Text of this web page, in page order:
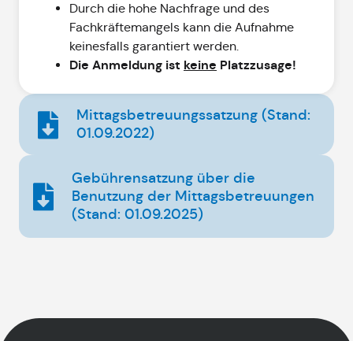
Durch die hohe Nachfrage und des
Fachkräftemangels kann die Aufnahme
keinesfalls garantiert werden.
Die Anmeldung ist keine Platzzusage!
Mittagsbetreuungssatzung (Stand:
01.09.2022)
Gebührensatzung über die
Benutzung der Mittagsbetreuungen
(Stand: 01.09.2025)